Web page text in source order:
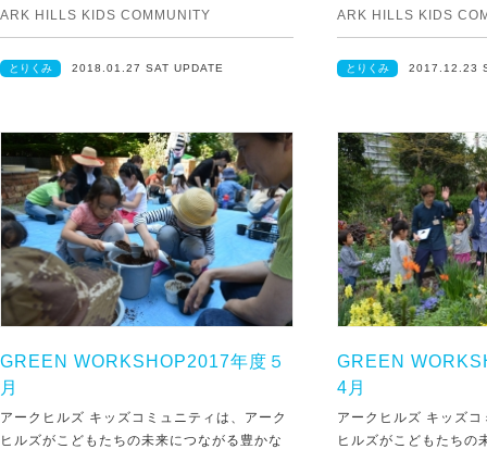
ARK HILLS KIDS COMMUNITY
とりくみ 2018.01.27 SAT UPDATE
ARK HILLS KIDS
とりくみ 2017.12.23
GREEN WORKSHOP2017年度５
月
アークヒルズ キッズコミュニティは、アーク
ヒルズがこどもたちの未来につながる豊かな
GREEN
4月
アークヒルズ キッズ
ヒルズがこどもたちの